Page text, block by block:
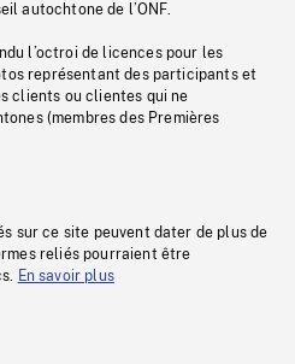
autochtone de l’ONF.
l’octroi de licences pour les
représentant des participants et
clients ou clientes qui ne
(membres des Premières
sur ce site peuvent dater de plus de
reliés pourraient être
En savoir plus